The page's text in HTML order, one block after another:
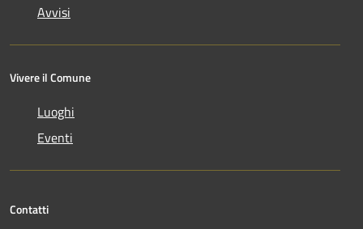
Avvisi
Vivere il Comune
Luoghi
Eventi
Contatti